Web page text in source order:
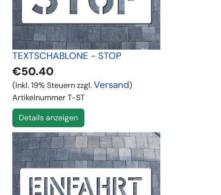
TEXTSCHABLONE - STOP
€50.40
(Inkl. 19% Steuern zzgl.Versand)
ArtikelnummerT-ST
Details anzeigen